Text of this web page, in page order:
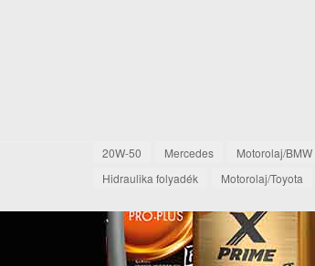
20W-50 Mercedes Motorolaj/BMW
Hidraulika folyadék
Motorolaj/Toyota